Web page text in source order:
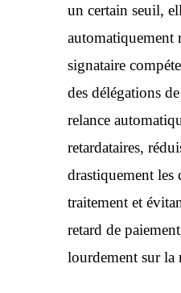
un certain seuil,
automatiquement
signataire
des délégations
relance
retardataires,
drastiquement les
traitement et
retard de
lourdement sur la